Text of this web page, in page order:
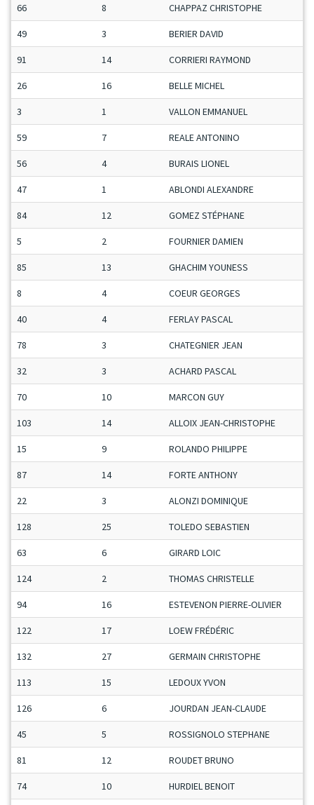
66 8 CHAPPAZ CHRISTOPHE
49 3 BERIER DAVID
91 14 CORRIERI RAYMOND
26 16 BELLE MICHEL
3 1 VALLON EMMANUEL
59 7 REALE ANTONINO
56 4 BURAIS LIONEL
47 1 ABLONDI ALEXANDRE
84 12 GOMEZ STÉPHANE
5 2 FOURNIER DAMIEN
85 13 GHACHIM YOUNESS
8 4 COEUR GEORGES
40 4 FERLAY PASCAL
78 3 CHATEGNIER JEAN
32 3 ACHARD PASCAL
70 10 MARCON GUY
103 14 ALLOIX JEAN-CHRISTOPHE
15 9 ROLANDO PHILIPPE
87 14 FORTE ANTHONY
22 3 ALONZI DOMINIQUE
128 25 TOLEDO SEBASTIEN
63 6 GIRARD LOIC
124 2 THOMAS CHRISTELLE
94 16 ESTEVENON PIERRE-OLIVIER
122 17 LOEW FRÉDÉRIC
132 27 GERMAIN CHRISTOPHE
113 15 LEDOUX YVON
126 6 JOURDAN JEAN-CLAUDE
45 5 ROSSIGNOLO STEPHANE
81 12 ROUDET BRUNO
74 10 HURDIEL BENOIT